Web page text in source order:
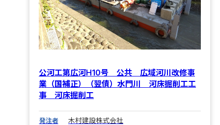
公河工第広河H10号 公共 広域河川改修事
業（国補正）（翌債）水門川 河床掘削工工
事 河床掘削工
発注者 木村建設株式会社